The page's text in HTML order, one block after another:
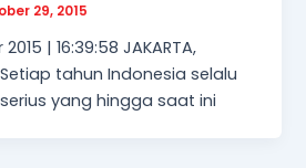
29, 2015
| 16:39:58 JAKARTA,
tahun Indonesia selalu
yang hingga saat ini